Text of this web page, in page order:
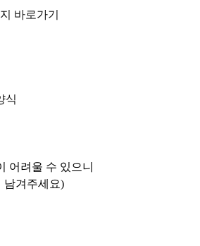
바로가기
식
어려울 수 있으니
남겨주세요)